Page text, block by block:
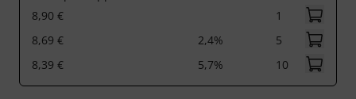
8,90 €
1
8,69 €
2,4%
5
8,39 €
5,7% 10